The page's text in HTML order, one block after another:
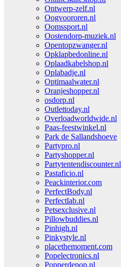
Ontwerp-zelf.nl
Oogvoororen.nl
Oomssport.nl
Oostendorp-muziek.nl
Opentopzwanger.nl
Opklapbedonline.nl
Oplaadkabelshop.nl
Oplabadje.nl
Optimaalwater.nl
Oranjeshopper.nl
osdorp.nl
Outlettoday.nl
Overloadworldwide.nl
Paas-feestwinkel.nl
Park de Sallandshoeve
Partypro.nl
Partyshopper.nl
Partytentendiscounter.nl
Pastaficio.nl
Peackinterior.com
PerfectBody.nl
Perfectlab.nl
Petsexclusive.nl
Pillowbuddies.nl
Pinhigh.nl
Pinkystyle.nl
placethemoment.com
Popelectronics.nl
Popperdepop.nl